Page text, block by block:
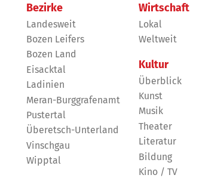
Bezirke
Landesweit
Bozen Leifers
Bozen Land
Eisacktal
Ladinien
Meran-Burggrafenamt
Pustertal
Überetsch-Unterland
Vinschgau
Wipptal
Wirtschaft
Lokal
Weltweit
Kultur
Überblick
Kunst
Musik
Theater
Literatur
Bildung
Kino / TV